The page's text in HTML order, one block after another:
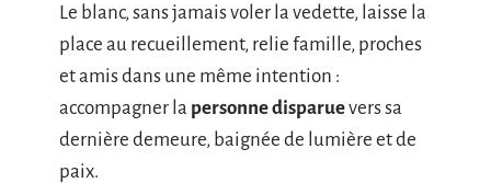
Le blanc, sans jamais voler la vedette, laisse la
place au recueillement, relie famille, proches
et amis dans une même intention :
accompagner la personne disparuevers sa
dernière demeure, baignée de lumière et de
paix.